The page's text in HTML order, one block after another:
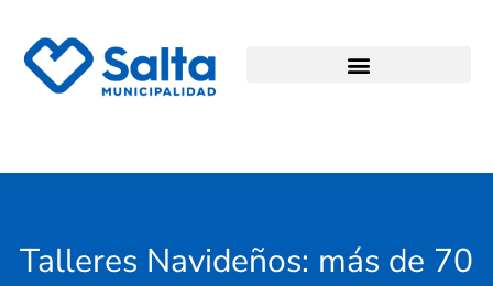
Talleres Navideños: más de 70